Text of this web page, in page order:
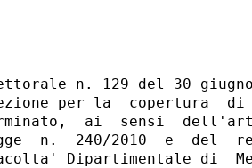
n. 129 del 30
per la  copertura
ai  sensi
n.  240/2010  e  del
Dipartimentale di